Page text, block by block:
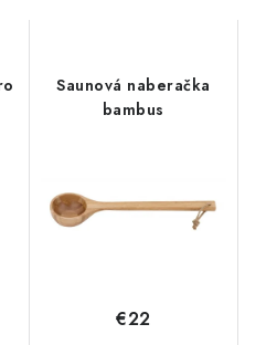
Saunová naberačka
bambus
€22